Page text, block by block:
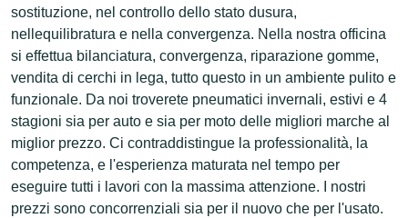
sostituzione, nel controllo dello stato dusura,
nellequilibratura e nella convergenza. Nella nostra officina
si effettua bilanciatura, convergenza, riparazione gomme,
vendita di cerchi in lega, tutto questo in un ambiente pulito e
funzionale. Da noi troverete pneumatici invernali, estivi e 4
stagioni sia per auto e sia per moto delle migliori marche al
miglior prezzo. Ci contraddistingue la professionalità, la
competenza, e l'esperienza maturata nel tempo per
eseguire tutti i lavori con la massima attenzione. I nostri
prezzi sono concorrenziali sia per il nuovo che per l'usato.